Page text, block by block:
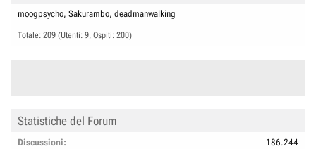
moogpsycho Sakurambo deadmanwalking
Totale: 209 (Utenti: 9, Ospiti: 200)
Statistiche del Forum
Discussioni
186.244